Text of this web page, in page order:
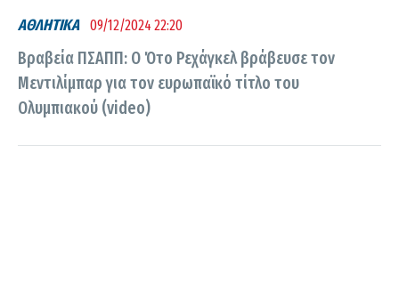
ΑΘΛΗΤΙΚΑ 09/12/2024 22:20
Βραβεία ΠΣΑΠΠ: Ο Ότο Ρεχάγκελ βράβευσε τον
Μεντιλίμπαρ για τον ευρωπαϊκό τίτλο του
Ολυμπιακού (video)